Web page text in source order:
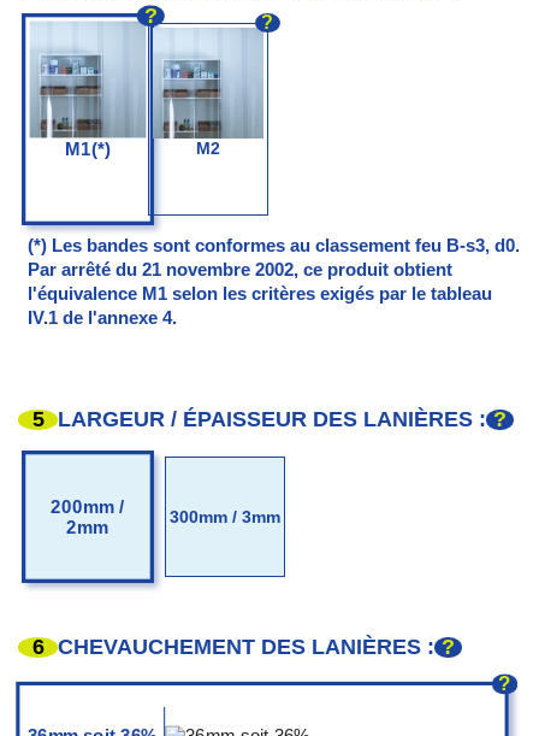
M1(*)
?
M2
?
(*) Les bandes sont conformes au classement feu B-s3, d0.
Par arrêté du 21 novembre 2002, ce produit obtient
l'équivalence M1 selon les critères exigés par le tableau
IV.1 de l'annexe 4.
5 LARGEUR / ÉPAISSEUR DES LANIÈRES : ?
200mm /
2mm
300mm / 3mm
6 CHEVAUCHEMENT DES LANIÈRES : ?
?